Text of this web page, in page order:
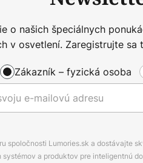
o našich špeciálnych
v osvetlení. Zaregistrujte sa
Zákazník – fyzická osoba
spoločnosti Lumories.sk a dostávajte
a produktov pre inteligentnú